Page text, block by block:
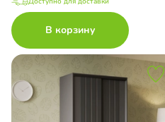
В корзину